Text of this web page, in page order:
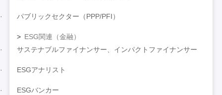
パブリックセクター（PPP/PFI）
ESG関連（金融）
サステナブルファイナンサー、インパクトファイナンサー
ESGアナリスト
ESGバンカー